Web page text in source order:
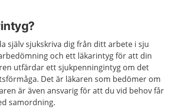
själv sjukskriva dig från ditt arbete i sju
och ett läkarintyg för att din
utfärdar ett sjukpenningintyg om det
Det är läkaren som bedömer om
är även ansvarig för att du vid behov får
samordning.